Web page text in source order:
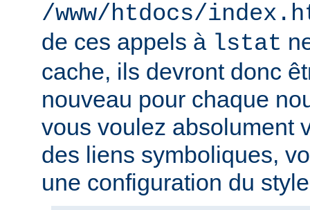
/www/htdocs/
de ces appels à lstat
cache, ils devront donc
nouveau pour chaque
vous voulez absolument
des liens symboliques,
une configuration du